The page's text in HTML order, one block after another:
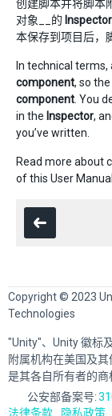
创建脚本并将脚本
对象__的 Inspector
本保存到项目后，
In technical
component, so
component . You
in the Inspector,
you’ve written.
Read more about
of this User Manual.
Copyright © 2023
Technologies
"Unity"、Unity 徽标
附属机构在美国及
是其各自所有者的商
公安部备案号:
法律条款
隐私政策